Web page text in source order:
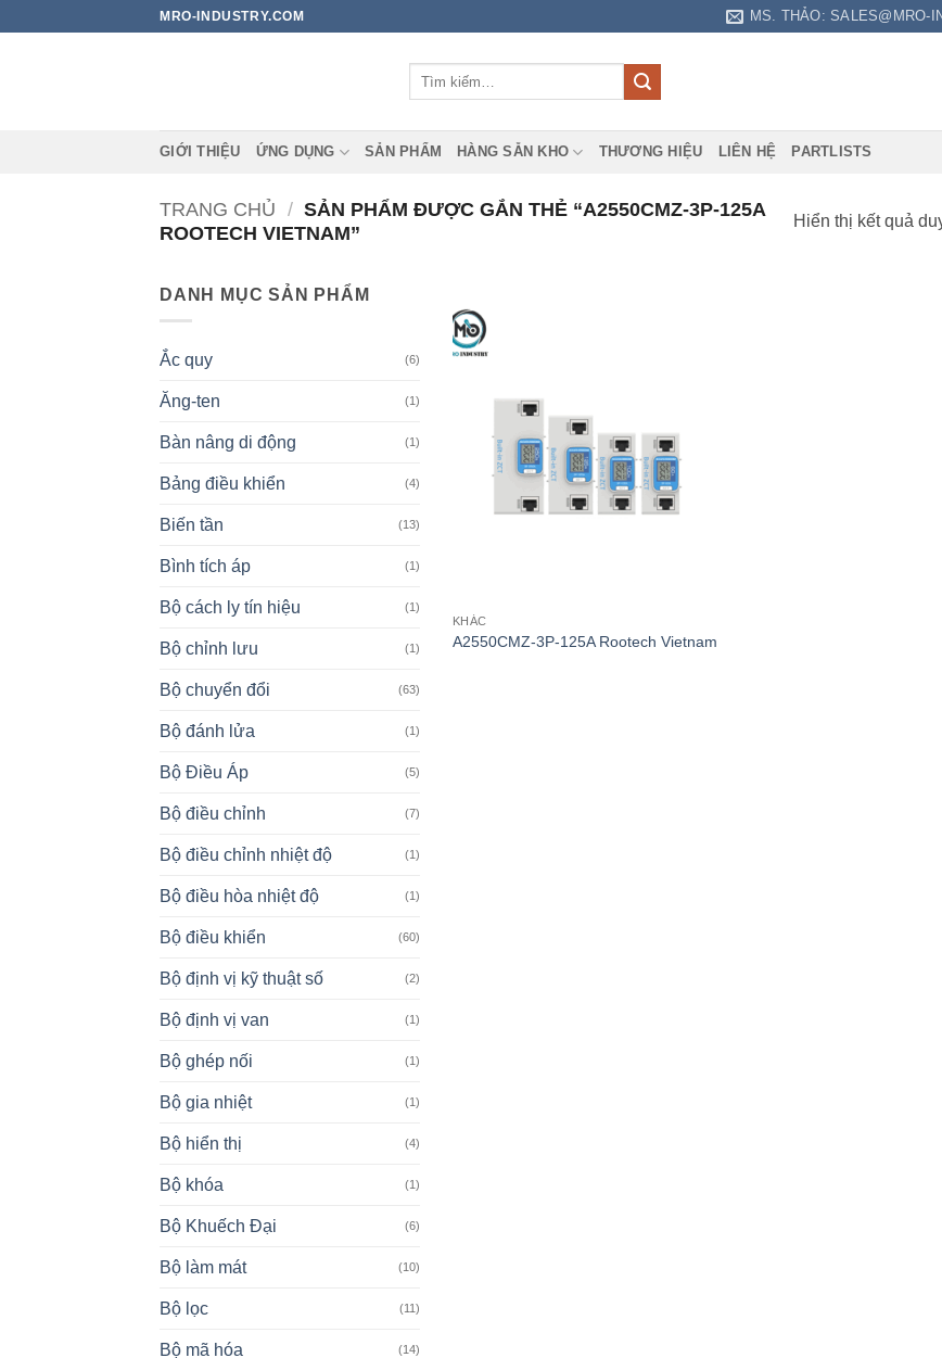
MRO-INDUSTRY.COM MS. THẢO: SALES@MRO-
GIỚI THIỆU ỨNG DỤNG SẢN PHẨM HÀNG SẴN KHO THƯƠNG HIỆU LIÊN HỆ PARTLISTS
TRANG CHỦ / SẢN PHẨM ĐƯỢC GẮN THẺ “A2550CMZ-3P-125A
ROOTECH VIETNAM”
Hiển thị kết quả
DANH MỤC SẢN PHẨM
Ắc quy (6)
Ăng-ten (1)
Bàn nâng di động (1)
Bảng điều khiển (4)
Biến tần (13)
Bình tích áp (1)
Bộ cách ly tín hiệu (1)
Bộ chỉnh lưu (1)
Bộ chuyển đổi (63)
Bộ đánh lửa (1)
Bộ Điều Áp (5)
Bộ điều chỉnh (7)
Bộ điều chỉnh nhiệt độ (1)
Bộ điều hòa nhiệt độ (1)
Bộ điều khiển (60)
Bộ định vị kỹ thuật số (2)
Bộ định vị van (1)
Bộ ghép nối (1)
Bộ gia nhiệt (1)
Bộ hiển thị (4)
Bộ khóa (1)
Bộ Khuếch Đại (6)
Bộ làm mát (10)
Bộ lọc (11)
Bộ mã hóa (14)
KHÁC
A2550CMZ-3P-125A Rootech Vietnam